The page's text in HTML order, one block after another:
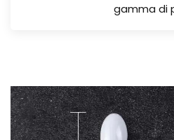
gamma di